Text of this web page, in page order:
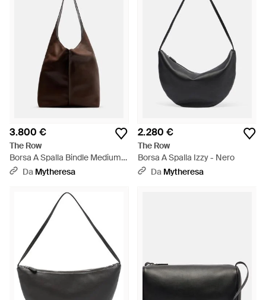
3.800 €
The Row
Borsa A Spalla Bindle Medium -
Marrone
Da Mytheresa
2.280 €
The Row
Borsa A Spalla Izzy - Nero
Da Mytheresa